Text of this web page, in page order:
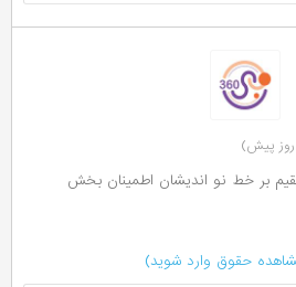
بر خط نو اندیشان اطمینان بخش
حقوق وارد شوید)